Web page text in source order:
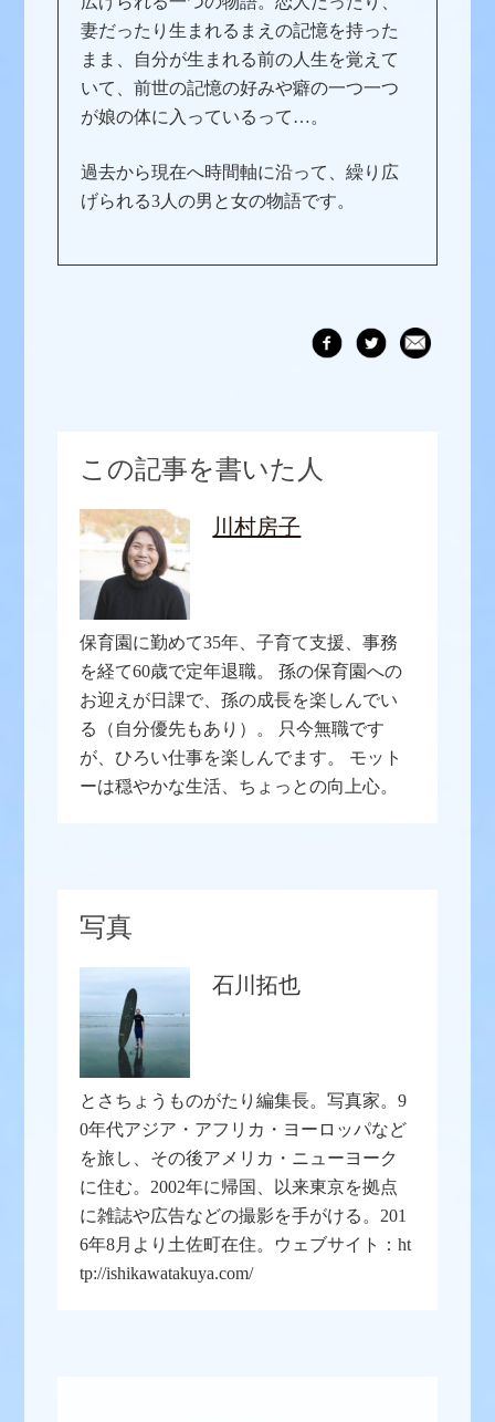
妻だったり生まれるまえの記憶を持った
まま、自分が生まれる前の人生を覚えて
いて、前世の記憶の好みや癖の一つ一つ
が娘の体に入っているって…。
過去から現在へ時間軸に沿って、繰り広
げられる3人の男と女の物語です。
この記事を書いた人
川村房子
保育園に勤めて35年、子育て支援、事務
を経て60歳で定年退職。 孫の保育園への
お迎えが日課で、孫の成長を楽しんでい
る（自分優先もあり）。 只今無職です
が、ひろい仕事を楽しんでます。 モット
ーは穏やかな生活、ちょっとの向上心。
写真
石川拓也
とさちょうものがたり編集長。写真家。9
0年代アジア・アフリカ・ヨーロッパなど
を旅し、その後アメリカ・ニューヨーク
に住む。2002年に帰国、以来東京を拠点
に雑誌や広告などの撮影を手がける。201
6年8月より土佐町在住。ウェブサイト：ht
tp://ishikawatakuya.com/